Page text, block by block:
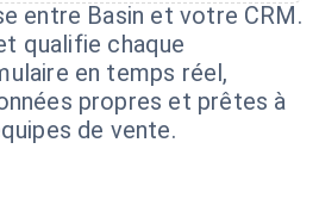
entre Basin et votre CRM.
qualifie chaque
en temps réel,
propres et prêtes à
de vente.